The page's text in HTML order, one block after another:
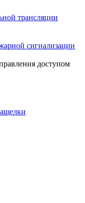
трансляции
сигнализации
доступом